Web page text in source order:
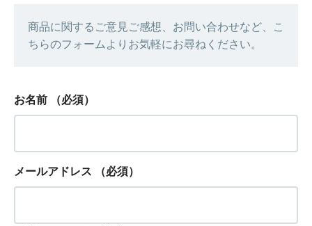
商品に関するご意見ご感想、お問い合わせなど、こ
ちらのフォームよりお気軽にお尋ねください。
お名前 （必須）
メールアドレス （必須）